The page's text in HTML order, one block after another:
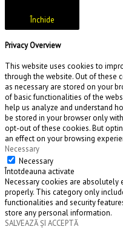
Închide
Privacy Overview
This website uses cookies to
through the website. Out of these
as necessary are stored on your
of basic functionalities of the
help us analyze and understand
be stored in your browser only
opt-out of these cookies. But
an effect on your browsing
Necessary
Necessary
Întotdeauna activate
Necessary cookies are
properly. This category only
functionalities and security
store any personal information.
SALVEAZĂ ȘI ACCEPTĂ